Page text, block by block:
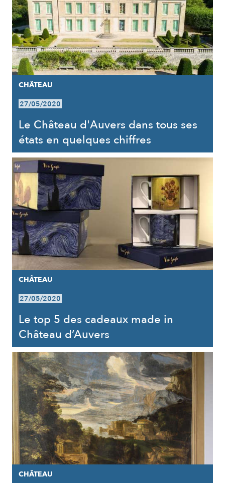
CHÂTEAU
27/05/2020
Le Château d'Auvers dans tous ses
états en quelques chiffres
CHÂTEAU
27/05/2020
Le top 5 des cadeaux made in
Château d’Auvers
CHÂTEAU